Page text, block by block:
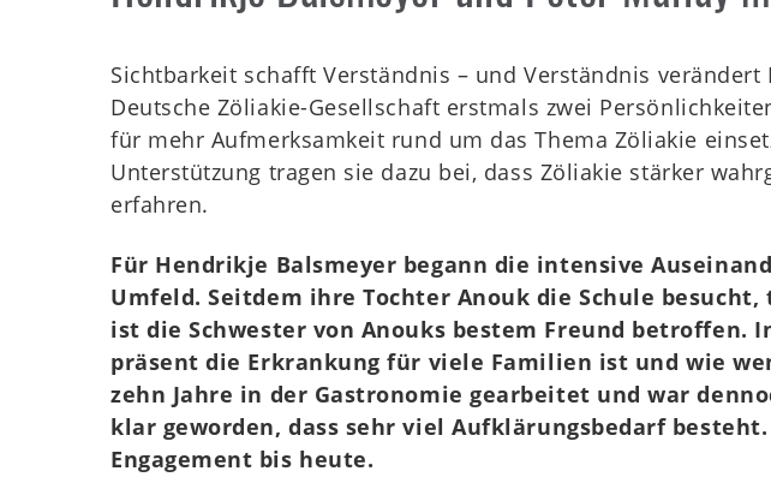
Shop
WZT
Kids
Mitgliederbereich
Sichtbarkeit schafft Verständnis – und Verständnis
Deutsche Zöliakie-Gesellschaft erstmals zwei
für mehr Aufmerksamkeit rund um das Thema Zöliakie
Unterstützung tragen sie dazu bei, dass Zöliakie stärker
erfahren.
Für Hendrikje Balsmeyer begann die intensive
Umfeld. Seitdem ihre Tochter Anouk die Schule
ist die Schwester von Anouks bestem Freund betroffen.
präsent die Erkrankung für viele Familien ist und wie
zehn Jahre in der Gastronomie gearbeitet und war
klar geworden, dass sehr viel Aufklärungsbedarf
Engagement bis heute.